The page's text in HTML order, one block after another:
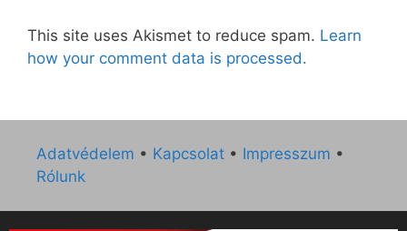
This site uses Akismet to reduce spam. Learn
how your comment data is processed.
Adatvédelem • Kapcsolat • Impresszum •
Rólunk